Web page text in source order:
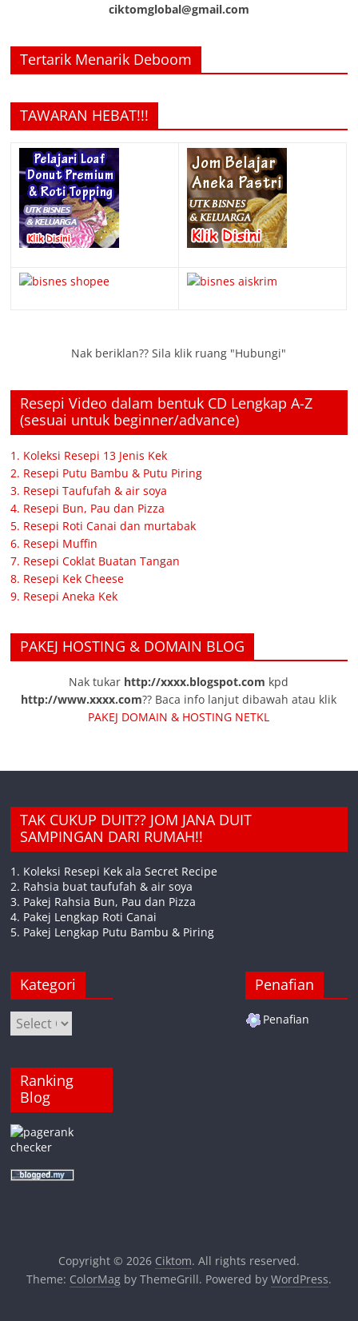
ciktomglobal@gmail.com
Tertarik Menarik Deboom
TAWARAN HEBAT!!!
Nak beriklan?? Sila klik ruang "Hubungi"
Resepi Video dalam bentuk CD Lengkap A-Z
(sesuai untuk beginner/advance)
1. Koleksi Resepi 13 Jenis Kek
2. Resepi Putu Bambu & Putu Piring
3. Resepi Taufufah & air soya
4. Resepi Bun, Pau dan Pizza
5. Resepi Roti Canai dan murtabak
6. Resepi Muffin
7. Resepi Coklat Buatan Tangan
8. Resepi Kek Cheese
9. Resepi Aneka Kek
PAKEJ HOSTING & DOMAIN BLOG
Nak tukar http://xxxx.blogspot.com kpd
http://www.xxxx.com?? Baca info lanjut dibawah atau klik
PAKEJ DOMAIN & HOSTING NETKL
TAK CUKUP DUIT?? JOM JANA DUIT
SAMPINGAN DARI RUMAH!!
1. Koleksi Resepi Kek ala Secret Recipe
2. Rahsia buat taufufah & air soya
3. Pakej Rahsia Bun, Pau dan Pizza
4. Pakej Lengkap Roti Canai
5. Pakej Lengkap Putu Bambu & Piring
Kategori
Kategori
Ranking
Blog
Penafian
Penafian
Copyright © 2026 Ciktom. All rights reserved.
Theme: ColorMagby ThemeGrill. Powered by WordPress.